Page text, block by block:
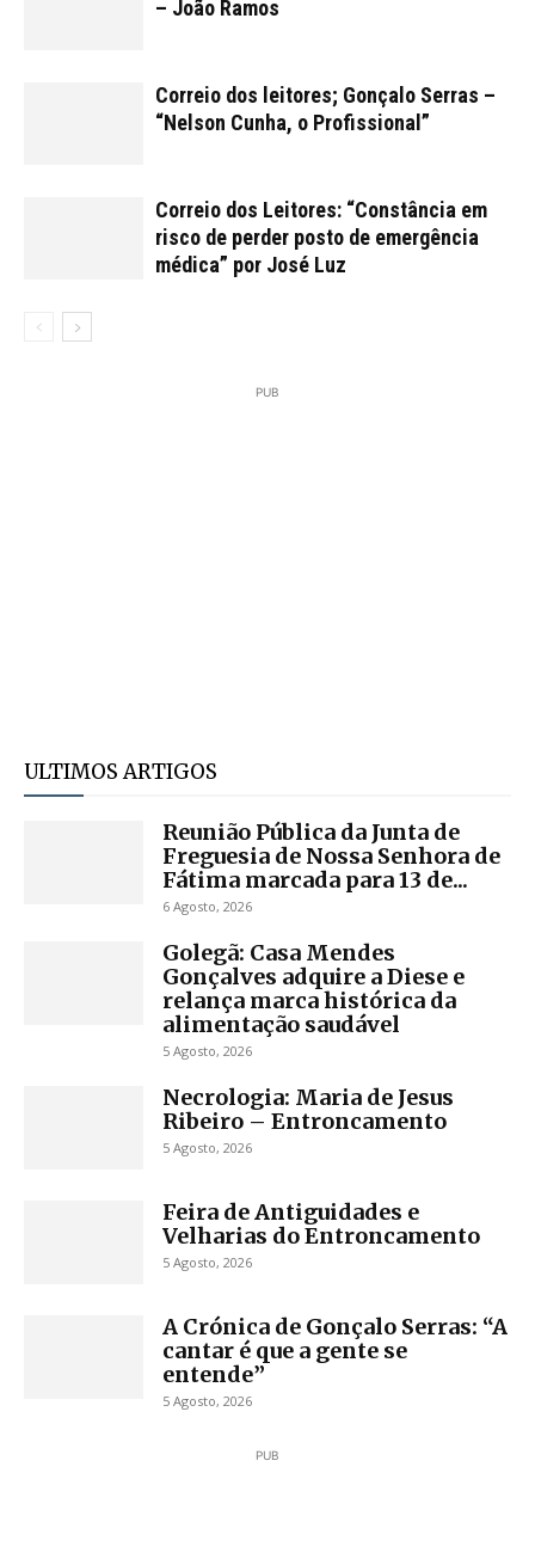
– João Ramos
Correio dos leitores; Gonçalo Serras –
“Nelson Cunha, o Profissional”
Correio dos Leitores: “Constância em
risco de perder posto de emergência
médica” por José Luz
PUB
ULTIMOS ARTIGOS
Reunião Pública da Junta de
Freguesia de Nossa Senhora de
Fátima marcada para 13 de...
6 Agosto, 2026
Golegã: Casa Mendes
Gonçalves adquire a Diese e
relança marca histórica da
alimentação saudável
5 Agosto, 2026
Necrologia: Maria de Jesus
Ribeiro – Entroncamento
5 Agosto, 2026
Feira de Antiguidades e
Velharias do Entroncamento
5 Agosto, 2026
A Crónica de Gonçalo Serras: “A
cantar é que a gente se
entende”
5 Agosto, 2026
PUB